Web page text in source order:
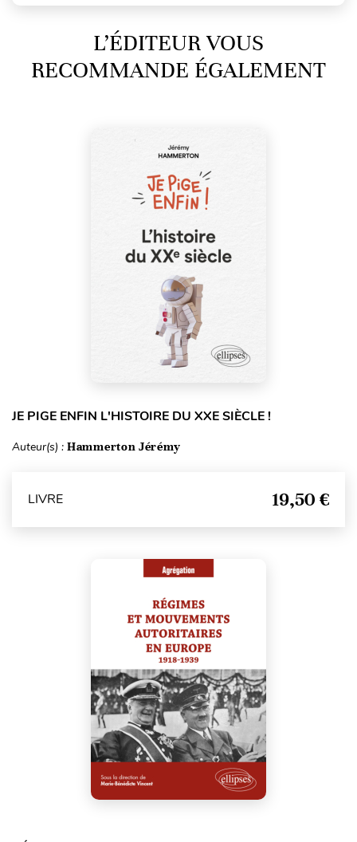
L’ÉDITEUR VOUS
RECOMMANDE ÉGALEMENT
JE PIGE ENFIN L'HISTOIRE DU XXE SIÈCLE !
Auteur(s) : Hammerton Jérémy
LIVRE 19,50 €